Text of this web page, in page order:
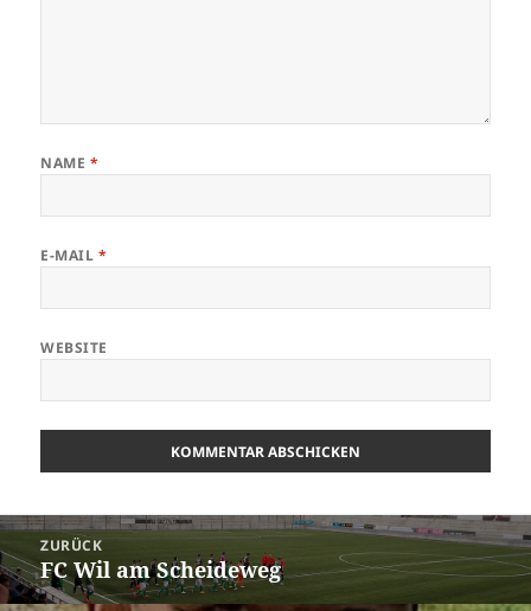
NAME *
E-MAIL *
WEBSITE
Beitrags-
Navigation
ZURÜCK
Vorheriger
Beitrag:
FC Wil am Scheideweg